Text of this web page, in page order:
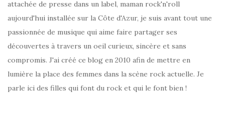
attachée de presse dans un label, maman rock'n'roll
aujourd'hui installée sur la Côte d'Azur, je suis avant tout une
passionnée de musique qui aime faire partager ses
découvertes à travers un oeil curieux, sincère et sans
compromis. J'ai créé ce blog en 2010 afin de mettre en
lumière la place des femmes dans la scène rock actuelle. Je
parle ici des filles qui font du rock et qui le font bien !